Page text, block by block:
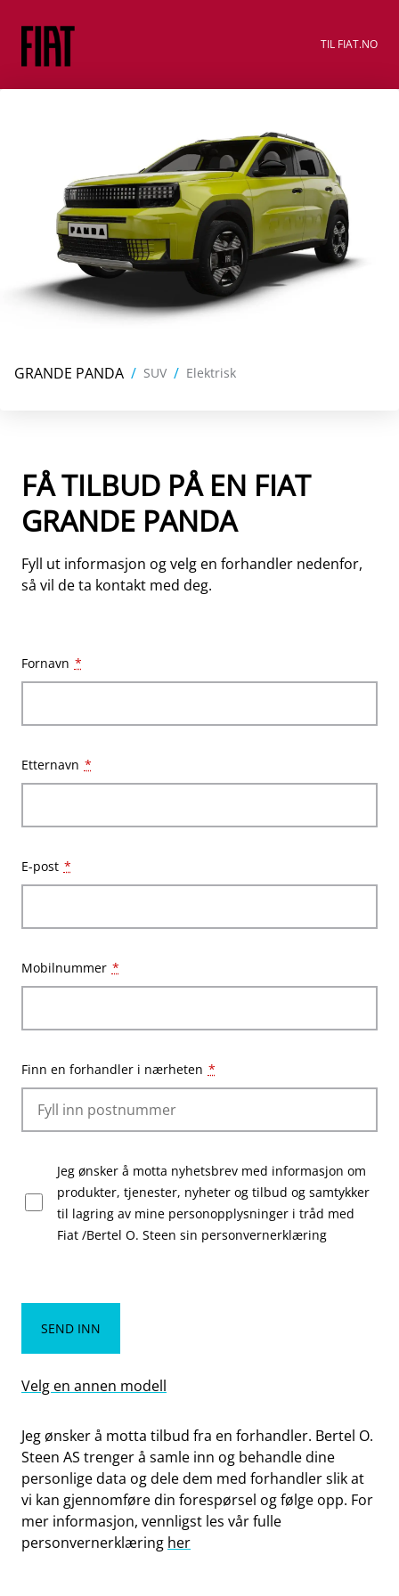
TIL FIAT.NO
FÅ TILBUD PÅ EN FIAT
GRANDE PANDA
Fyll ut informasjon og velg en forhandler nedenfor,
så vil de ta kontakt med deg.
Fornavn *
Etternavn *
E-post *
Mobilnummer *
Finn en forhandler i nærheten *
Jeg ønsker å motta nyhetsbrev med informasjon om
produkter, tjenester, nyheter og tilbud og samtykker
til lagring av mine personopplysninger i tråd med
Fiat /Bertel O. Steen sin personvernerklæring
SEND INN
Velg en annen modell
Jeg ønsker å motta tilbud fra en forhandler. Bertel O.
Steen AS trenger å samle inn og behandle dine
personlige data og dele dem med forhandler slik at
vi kan gjennomføre din forespørsel og følge opp. For
mer informasjon, vennligst les vår fulle
personvernerklæring her
GRANDE PANDA / SUV / Elektrisk